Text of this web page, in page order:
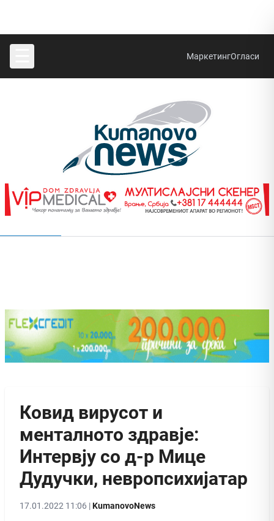
МаркетингОгласи
Ковид вирусот и
менталното здравје:
Интервју со д-р Мице
Дудучки, невропсихијатар
17.01.2022 11:06 |KumanovoNews